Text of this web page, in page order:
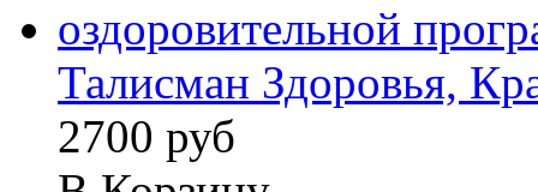
Талисман Здоровья,
2700 руб